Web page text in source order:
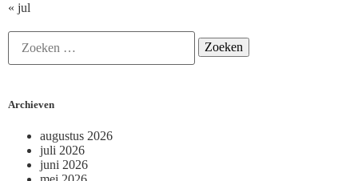
« jul
Archieven
augustus 2026
juli 2026
juni 2026